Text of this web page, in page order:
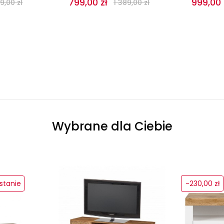
zł 1 389,00 zł
Wybrane dla Ciebie
-230,00 zł